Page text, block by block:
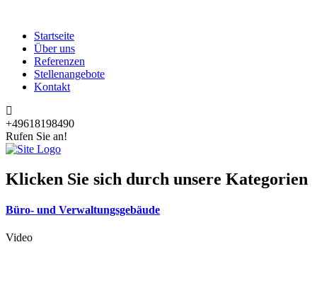
Startseite
Über uns
Referenzen
Stellenangebote
Kontakt
+49618198490
Rufen Sie an!
Klicken Sie sich durch unsere Kategorien
Büro- und Verwaltungsgebäude
Video